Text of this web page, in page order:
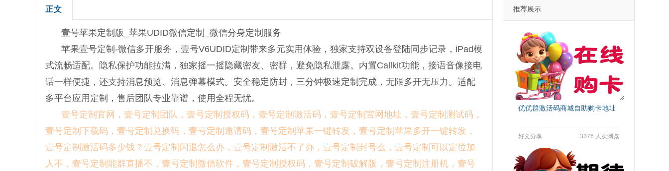
正文
壹号苹果定制版_苹果UDID微信定制_微信分身定制服务
苹果壹号定制-微信多开服务，壹号V6UDID定制带来多元实用体验，独家支持双设备登陆同步记录，iPad模
式流畅适配。隐私保护功能拉满，独家摇一摇隐藏密友、密群，避免隐私泄露。内置Callkit功能，接语音像接电
话一样便捷，还支持消息预览、消息弹幕模式。安全稳定防封，三分钟极速定制完成，无限多开无压力。适配
多平台应用定制，售后团队专业靠谱，使用全程无忧。
壹号定制官网，壹号定制团队，壹号定制授权码，壹号定制激活码，壹号定制官网地址，壹号定制测试码，
壹号定制下载码，壹号定制兑换码，壹号定制邀请码，壹号定制苹果一键转发，壹号定制苹果多开一键转发，
壹号定制激活码多少钱？壹号定制闪退怎么办，壹号定制激活不了办，壹号定制封号么，壹号定制可以定位加
人不，壹号定制能群直播不，壹号定制微信软件，壹号定制授权码，壹号定制破解版，壹号定制注册机，壹号
推荐展示
优优群激活码商城自助购卡地址
好文分享 3376 人次浏览